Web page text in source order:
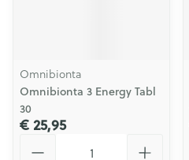
Omnibionta
Omnibionta 3 Energy Tabl
30
€ 25,95